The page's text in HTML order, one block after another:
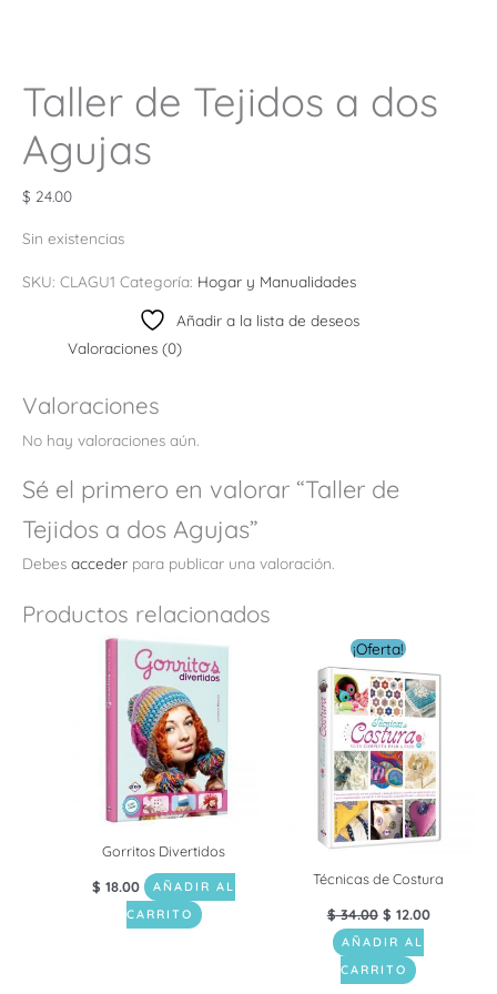
Taller de Tejidos a dos
Agujas
$ 24.00
Sin existencias
SKU: CLAGU1 Categoría: Hogar y Manualidades
Añadir a la lista de deseos
Valoraciones (0)
Valoraciones
No hay valoraciones aún.
Sé el primero en valorar “Taller de
Tejidos a dos Agujas”
Debes acceder para publicar una valoración.
Productos relacionados
Gorritos Divertidos
$ 18.00
AÑADIR AL
CARRITO
¡Oferta!
Técnicas de Costura
$34.00
El
precio
original
era:
$ 34.00.
$ 12.00
actual
es:
$ 12.00.
AÑADIR AL
CARRITO